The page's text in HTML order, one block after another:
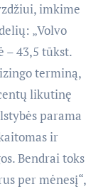
imkime
„Volvo
– 43,5 tūkst.
terminą,
likutinę
parama
ir
Bendrai toks
per mėnesį“,